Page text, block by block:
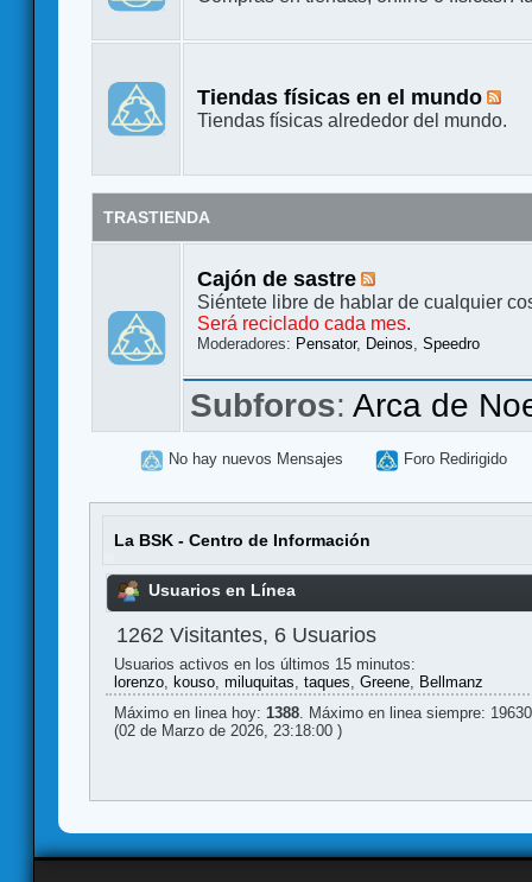
Tiendas físicas en el mundo
Tiendas físicas alrededor del mundo.
TRASTIENDA
Cajón de sastre
Siéntete libre de hablar de cualquier
Será reciclado cada mes.
Moderadores: Pensator, Deinos ,Speedro
Subforos: Arca de
No hay nuevos Mensajes Foro Redirigido
La BSK - Centro de Información
Usuarios en Línea
1262 Visitantes, 6 Usuarios
Usuarios activos en los últimos 15 minutos:
lorenzo, kouso, miluquitas taques Greene, Bellmanz
Máximo en linea hoy: 1388. Máximo en linea siempre: 19630
(02 de Marzo de 2026, 23:18:00 )